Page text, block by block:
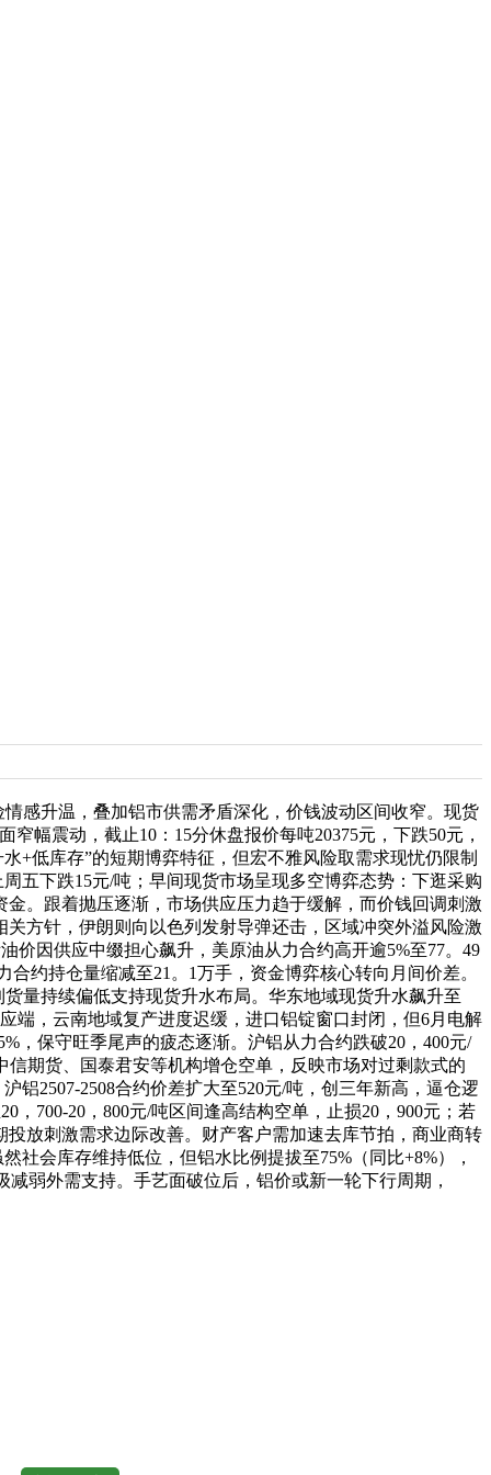
感升温，叠加铝市供需矛盾深化，价钱波动区间收窄。现货
幅震动，截止10：15分休盘报价每吨20375元，下跌50元，
+低库存”的短期博弈特征，但宏不雅风险取需求现忧仍限制
五下跌15元/吨；早间现货市场呈现多空博弈态势：下逛采购
。跟着抛压逐渐，市场供应压力趋于缓解，而价钱回调刺激
方针，伊朗则向以色列发射导弹还击，区域冲突外溢风险激
价因供应中缀担心飙升，美原油从力合约高开逾5%至77。49
约持仓量缩减至21。1万手，资金博弈核心转向月间价差。
量持续偏低支持现货升水布局。华东地域现货升水飙升至
端，云南地域复产进度迟缓，进口铝锭窗口封闭，但6月电解
，保守旺季尾声的疲态逐渐。沪铝从力合约跌破20，400元/
期货、国泰君安等机构增仓空单，反映市场对过剩款式的
铝2507-2508合约价差扩大至520元/吨，创三年新高，逼仓逻
700-20，800元/吨区间逢高结构空单，止损20，900元；若
放刺激需求边际改善。财产客户需加速去库节拍，商业商转
社会库存维持低位，但铝水比例提拔至75%（同比+8%），
弱外需支持。手艺面破位后，铝价或新一轮下行周期，